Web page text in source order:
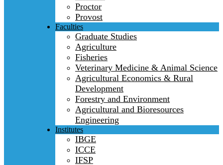
Proctor
Provost
Faculties
Graduate Studies
Agriculture
Fisheries
Veterinary Medicine & Animal Science
Agricultural Economics & Rural
Development
Forestry and Environment
Agricultural and Bioresources
Engineering
Institutes
IBGE
ICCE
IFSP